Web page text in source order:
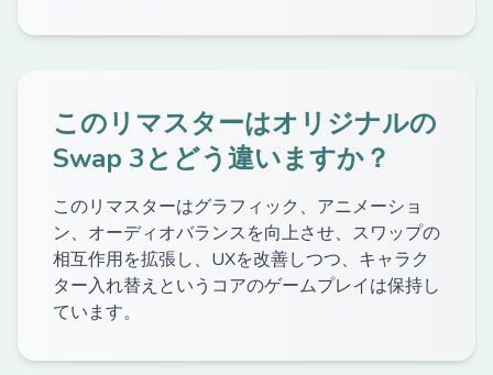
このリマスターはオリジナルの
Swap 3とどう違いますか？
このリマスターはグラフィック、アニメーショ
ン、オーディオバランスを向上させ、スワップの
相互作用を拡張し、UXを改善しつつ、キャラク
ター入れ替えというコアのゲームプレイは保持し
ています。